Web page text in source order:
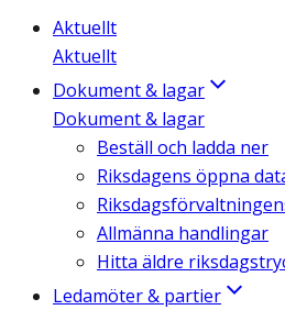
Aktuellt
Aktuellt
Dokument & lagar
Dokument & lagar
Beställ och ladda ner
Riksdagens öppna
Allmänna handlingar
Hitta äldre
Ledamöter & partier